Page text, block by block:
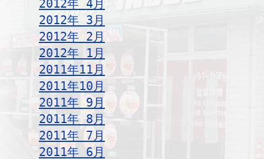
2012年 4月
2012年 3月
2012年 2月
2012年 1月
2011年11月
2011年10月
2011年 9月
2011年 8月
2011年 7月
2011年 6月